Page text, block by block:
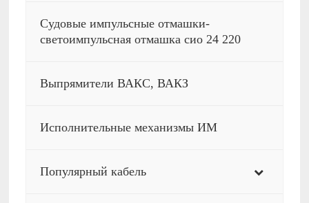
Судовые импульсные отмашки-
светоимпульсная отмашка сио 24 220
Выпрямители ВАКС, ВАКЗ
Исполнительные механизмы ИМ
Популярный кабель